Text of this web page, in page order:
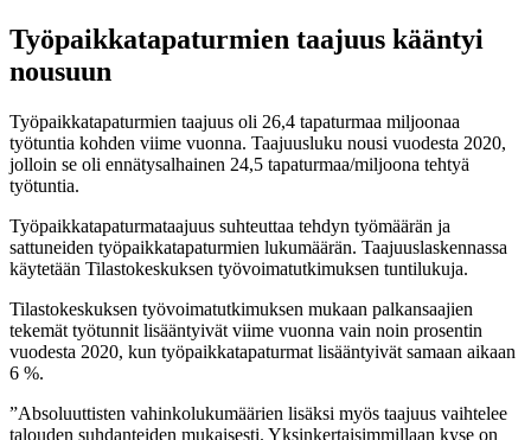
Työpaikkatapaturmien taajuus kääntyi
nousuun
Työpaikkatapaturmien taajuus oli 26,4 tapaturmaa miljoonaa
työtuntia kohden viime vuonna. Taajuusluku nousi vuodesta 2020,
jolloin se oli ennätysalhainen 24,5 tapaturmaa/miljoona tehtyä
työtuntia.
Työpaikkatapaturmataajuus suhteuttaa tehdyn työmäärän ja
sattuneiden työpaikkatapaturmien lukumäärän. Taajuuslaskennassa
käytetään Tilastokeskuksen työvoimatutkimuksen tuntilukuja.
Tilastokeskuksen työvoimatutkimuksen mukaan palkansaajien
tekemät työtunnit lisääntyivät viime vuonna vain noin prosentin
vuodesta 2020, kun työpaikkatapaturmat lisääntyivät samaan aikaan
6 %.
”Absoluuttisten vahinkolukumäärien lisäksi myös taajuus vaihtelee
talouden suhdanteiden mukaisesti. Yksinkertaisimmillaan kyse on